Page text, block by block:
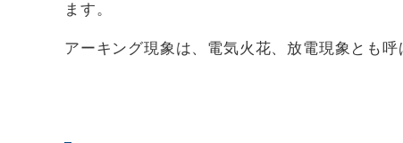
ます。
アーキング現象は、電気火花、放電現象とも